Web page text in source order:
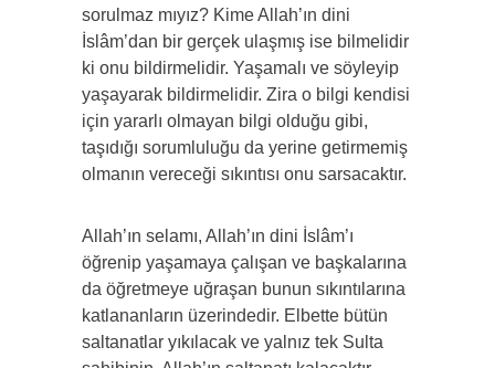
sorulmaz mıyız? Kime Allah’ın dini
İslâm’dan bir gerçek ulaşmış ise bilmelidir
ki onu bildirmelidir. Yaşamalı ve söyleyip
yaşayarak bildirmelidir. Zira o bilgi kendisi
için yararlı olmayan bilgi olduğu gibi,
taşıdığı sorumluluğu da yerine getirmemiş
olmanın vereceği sıkıntısı onu sarsacaktır.
Allah’ın selamı, Allah’ın dini İslâm’ı
öğrenip yaşamaya çalışan ve başkalarına
da öğretmeye uğraşan bunun sıkıntılarına
katlananların üzerindedir. Elbette bütün
saltanatlar yıkılacak ve yalnız tek Sulta